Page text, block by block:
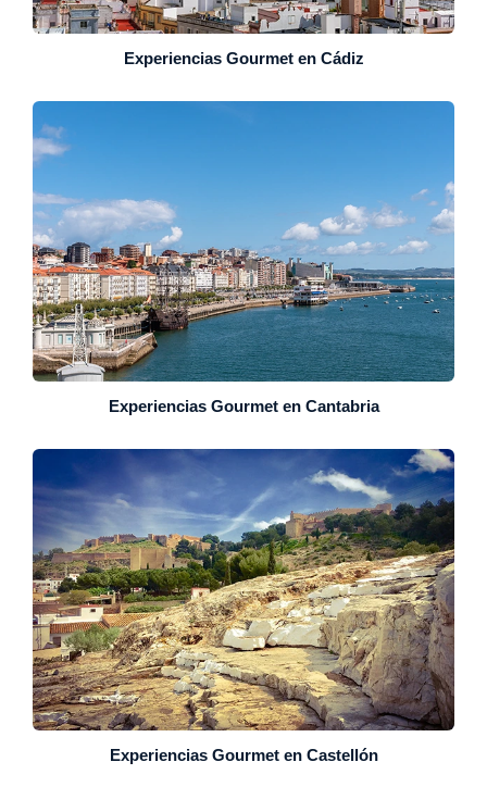
Experiencias Gourmet en Cádiz
Experiencias Gourmet en Cantabria
Experiencias Gourmet en Castellón